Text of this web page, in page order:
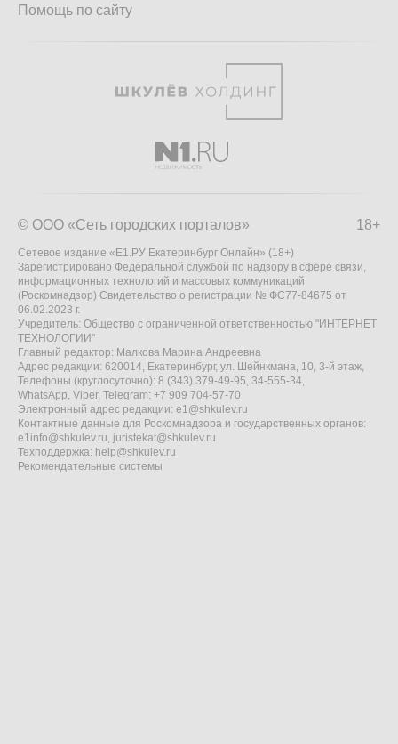
Помощь по сайту
18+
© ООО «Сеть городских порталов»
Сетевое издание «Е1.РУ Екатеринбург Онлайн» (18+)
Зарегистрировано Федеральной службой по надзору в сфере связи,
информационных технологий и массовых коммуникаций
(Роскомнадзор) Свидетельство о регистрации № ФС77-84675 от
06.02.2023 г.
Учредитель: Общество с ограниченной ответственностью "ИНТЕРНЕТ
ТЕХНОЛОГИИ"
Главный редактор: Малкова Марина Андреевна
Адрес редакции: 620014, Екатеринбург, ул. Шейнкмана, 10, 3-й этаж,
Телефоны (круглосуточно): 8 (343) 379-49-95, 34-555-34,
WhatsApp, Viber, Telegram: +7 909 704-57-70
Электронный адрес редакции: e1@shkulev.ru
Контактные данные для Роскомнадзора и государственных органов:
e1info@shkulev.ru, juristekat@shkulev.ru
Техподдержка: help@shkulev.ru
Рекомендательные системы